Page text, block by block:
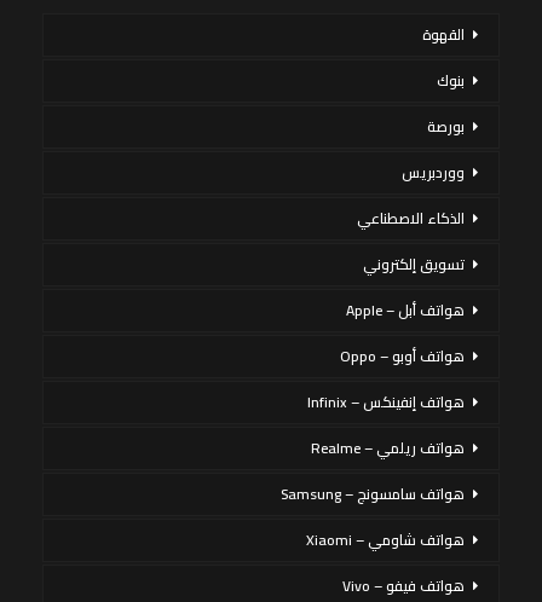
القهوة
بنوك
بورصة
ووردبريس
الذكاء الاصطناعي
تسويق إلكتروني
هواتف أبل – Apple
هواتف أوبو – Oppo
هواتف إنفينكس – Infinix
هواتف ريلمي – Realme
هواتف سامسونج – Samsung
هواتف شاومي – Xiaomi
هواتف فيفو – Vivo